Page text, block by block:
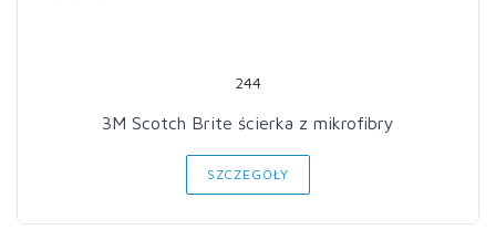
244
3M Scotch Brite ścierka z mikrofibry
SZCZEGÓŁY